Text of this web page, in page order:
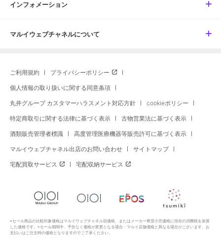
インフォメーション
マルイウェブチャネルについて
ご利用規約 プライバシーポリシー
個人情報の取り扱いに関する同意条項
丸井グループ カスタマーハラスメント対応方針 cookieポリシー
特定商取引に関する法律に基づく表示 古物営業法に基づく表示
酒類販売管理者標識 高度管理医療機器等販売許可に基づく表示
マルイウェブチャネル出店のお問い合わせ サイトマップ
宅配買取サービス 宅配収納サービス
※セール商品の比較対象価格はマルイウェブチャネル旧価格、またはメーカー希望小売価格に現在の消費税を加算
した価格です。※セール期間中、予告なく価格が変更となる場合・マルイ店舗価格と異なる場合がございます。お
支払いはご注文時の価格となりますのでご了承ください。